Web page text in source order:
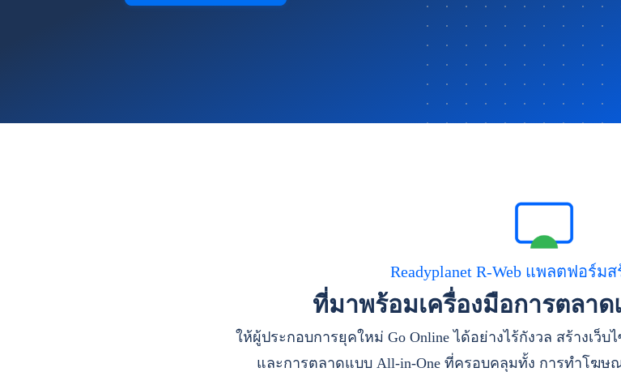
Readyplanet R-Web แพลตฟอร์ม
ที่มาพร้อมเครื่องมือการตลาด
ให้ผู้ประกอบการยุคใหม่ Go Online ได้อย่างไร้กังวล สร้างเว็
และการตลาดแบบ All-in-One ที่ครอบคลุมทั้ง การทำโฆษ